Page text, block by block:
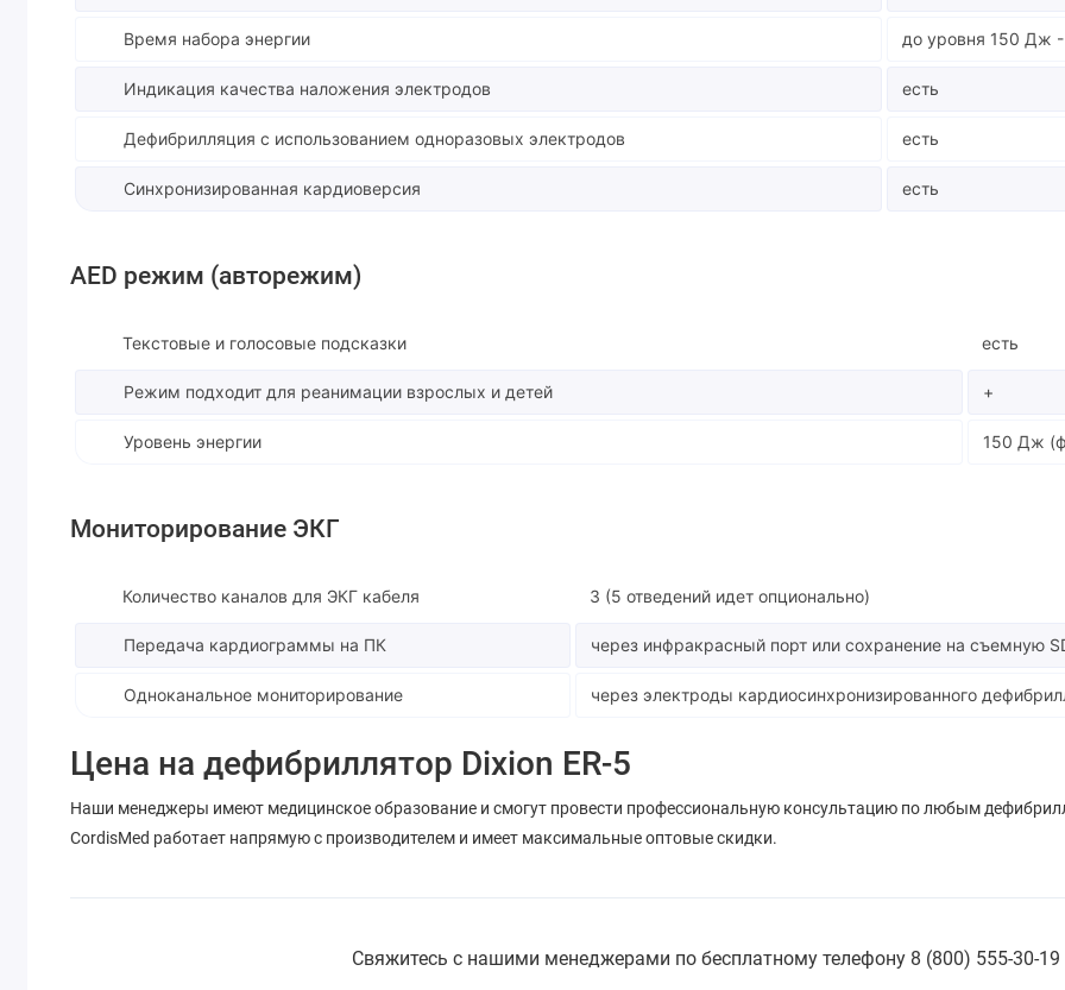
Время набора энергии до уровня 150 Дж -
Индикация качества наложения электродов есть
Дефибрилляция с использованием одноразовых электродов есть
Синхронизированная кардиоверсия есть
AED режим (авторежим)
Текстовые и голосовые подсказки есть
Режим подходит для реанимации взрослых и детей +
Уровень энергии 150 Дж
Мониторирование ЭКГ
Количество каналов для ЭКГ кабеля 3 (5 отведений идет опционально)
Передача кардиограммы на ПК через инфракрасный порт или сохранение на съемную
Одноканальное мониторирование через электроды кардиосинхронизированного
Цена на дефибриллятор Dixion ER-5
Наши менеджеры имеют медицинское образование и смогут провести профессиональную консультацию по любым
CordisMed работает напрямую с производителем и имеет максимальные оптовые скидки.
Свяжитесь с нашими менеджерами по бесплатному телефону 8 (800) 555-30-19